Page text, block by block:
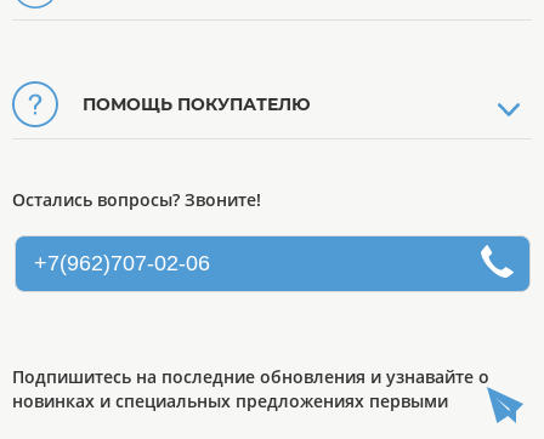
ПОМОЩЬ ПОКУПАТЕЛЮ
Остались вопросы? Звоните!
+7(962)707-02-06
Подпишитесь на последние обновления и узнавайте о
новинках и специальных предложениях первыми